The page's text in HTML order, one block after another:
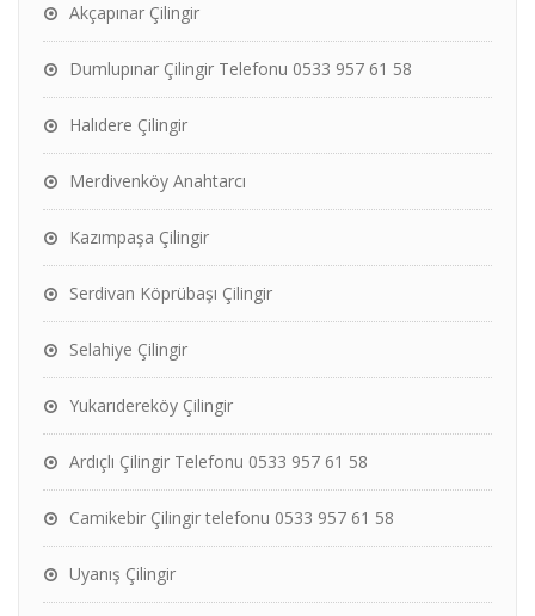
Akçapınar Çilingir
Dumlupınar Çilingir Telefonu 0533 957 61 58
Halıdere Çilingir
Merdivenköy Anahtarcı
Kazımpaşa Çilingir
Serdivan Köprübaşı Çilingir
Selahiye Çilingir
Yukarıdereköy Çilingir
Ardıçlı Çilingir Telefonu 0533 957 61 58
Camikebir Çilingir telefonu 0533 957 61 58
Uyanış Çilingir